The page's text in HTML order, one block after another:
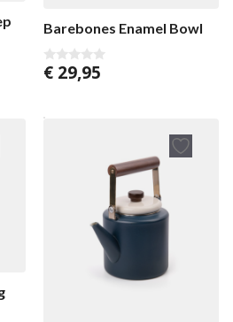
Barebones Enamel Bowl
0
v
5
€ 29,95